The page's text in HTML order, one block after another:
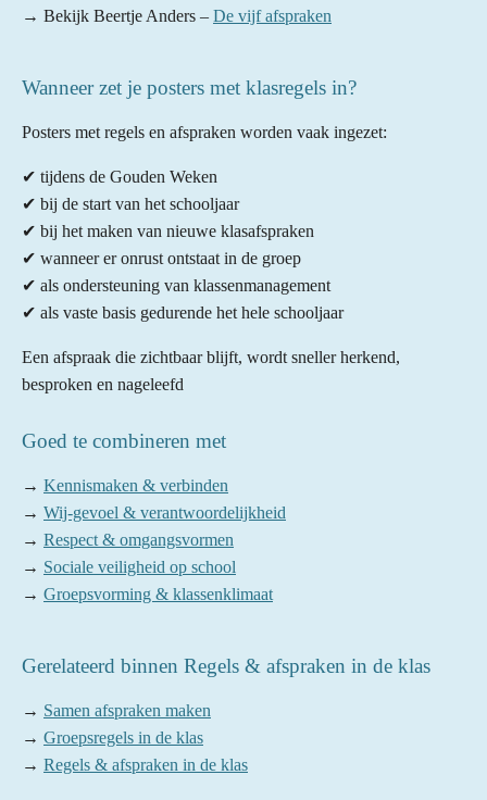
→ Bekijk Beertje Anders – De vijf afspraken
Wanneer zet je posters met klasregels in?
Posters met regels en afspraken worden vaak ingezet:
✔ tijdens de Gouden Weken
✔ bij de start van het schooljaar
✔ bij het maken van nieuwe klasafspraken
✔ wanneer er onrust ontstaat in de groep
✔ als ondersteuning van klassenmanagement
✔ als vaste basis gedurende het hele schooljaar
Een afspraak die zichtbaar blijft, wordt sneller herkend,
besproken en nageleefd
Goed te combineren met
→ Kennismaken & verbinden
→ Wij-gevoel & verantwoordelijkheid
→ Respect & omgangsvormen
→ Sociale veiligheid op school
→ Groepsvorming & klassenklimaat
Gerelateerd binnen Regels & afspraken in de klas
→ Samen afspraken maken
→ Groepsregels in de klas
→ Regels & afspraken in de klas